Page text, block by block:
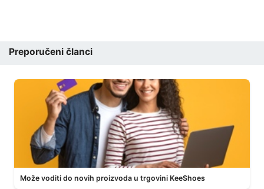
Preporučeni članci
Može voditi do novih proizvoda u trgovini KeeShoes